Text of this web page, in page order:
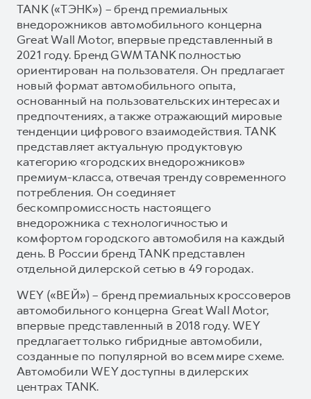
TANK («ТЭНК») – бренд премиальных
внедорожников автомобильного концерна
Great Wall Motor, впервые представленный в
2021 году. Бренд GWM TANK полностью
ориентирован на пользователя. Он предлагает
новый формат автомобильного опыта,
основанный на пользовательских интересах и
предпочтениях, а также отражающий мировые
тенденции цифрового взаимодействия. TANK
представляет актуальную продуктовую
категорию «городских внедорожников»
премиум-класса, отвечая тренду современного
потребления. Он соединяет
бескомпромиссность настоящего
внедорожника с технологичностью и
комфортом городского автомобиля на каждый
день. В России бренд TANK представлен
отдельной дилерской сетью в 49 городах.
WEY («ВЕЙ») – бренд премиальных кроссоверов
автомобильного концерна Great Wall Motor,
впервые представленный в 2018 году. WEY
предлагает только гибридные автомобили,
созданные по популярной во всем мире схеме.
Автомобили WEY доступны в дилерских
центрах TANK.